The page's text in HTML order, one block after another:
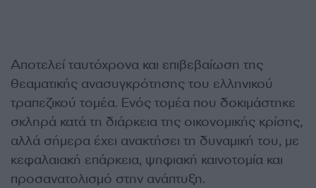
Αποτελεί ταυτόχρονα και επιβεβαίωση της
θεαματικής ανασυγκρότησης του ελληνικού
τραπεζικού τομέα. Ενός τομέα που δοκιμάστηκε
σκληρά κατά τη διάρκεια της οικονομικής κρίσης,
αλλά σήμερα έχει ανακτήσει τη δυναμική του, με
κεφαλαιακή επάρκεια, ψηφιακή καινοτομία και
προσανατολισμό στην ανάπτυξη.